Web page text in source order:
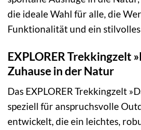
die ideale Wahl für alle, die
Funktionalität und ein stilvolles
EXPLORER Trekkingzelt
Zuhause in der Natur
Das EXPLORER Trekkingzelt
speziell für anspruchsvolle
entwickelt, die ein leichtes,